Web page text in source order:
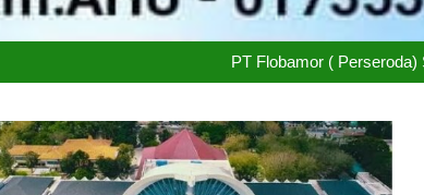
Antisipasi El Nino,
Wali Kota Kupang Christian
PT Flobamor (
Didukung 26 Organisasi
Wali Kota Kupang Christian
PT Flobamor ( Perseroda)
Didukung 26 Organisasi
Antisipasi El Nino,